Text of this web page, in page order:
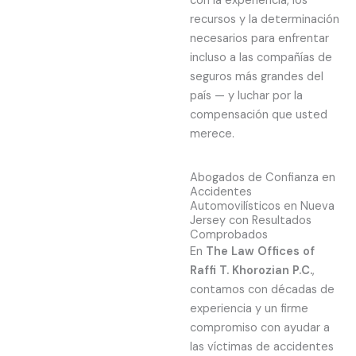
recursos y la determinación
necesarios para enfrentar
incluso a las compañías de
seguros más grandes del
país — y luchar por la
compensación que usted
merece.
Abogados de Confianza en
Accidentes
Automovilísticos en Nueva
Jersey con Resultados
Comprobados
En The Law Offices of
Raffi T. Khorozian P.C.,
contamos con décadas de
experiencia y un firme
compromiso con ayudar a
las víctimas de accidentes